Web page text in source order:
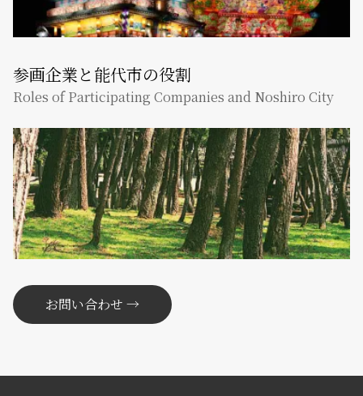
参画企業と能代市の役割
Roles of Participating Companies and Noshiro City
お問い合わせ →